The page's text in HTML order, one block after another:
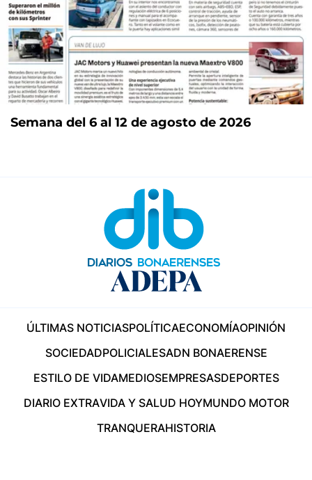
Semana del 6 al 12 de agosto de 2026
ÚLTIMAS NOTICIASPOLÍTICAECONOMÍAOPINIÓN
SOCIEDADPOLICIALESADN BONAERENSE
ESTILO DE VIDAMEDIOSEMPRESASDEPORTES
DIARIO EXTRAVIDA Y SALUD HOYMUNDO MOTOR
TRANQUERAHISTORIA